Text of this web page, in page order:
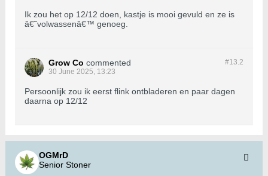
Ik zou het op 12/12 doen, kastje is mooi gevuld en ze is
â€˜volwassenâ€™ genoeg.
#13.2
Grow Co commented
30 June 2025, 13:23
Persoonlijk zou ik eerst flink ontbladeren en paar dagen
daarna op 12/12
OGMrD
Senior Stoner